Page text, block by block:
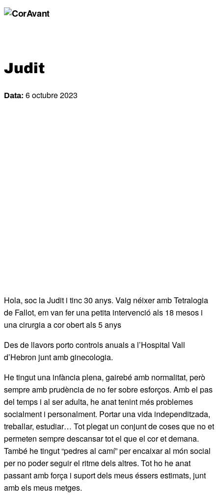
Judit
Data: 6 octubre 2023
Hola, soc la Judit i tinc 30 anys. Vaig néixer amb Tetralogia
de Fallot, em van fer una petita intervenció als 18 mesos i
una cirurgia a cor obert als 5 anys
Des de llavors porto controls anuals a l’Hospital Vall
d’Hebron junt amb ginecologia.
He tingut una infància plena, gairebé amb normalitat, però
sempre amb prudència de no fer sobre esforços. Amb el pas
del temps i al ser adulta, he anat tenint més problemes
socialment i personalment. Portar una vida independitzada,
treballar, estudiar… Tot plegat un conjunt de coses que no et
permeten sempre descansar tot el que el cor et demana.
També he tingut “pedres al camí” per encaixar al món social
per no poder seguir el ritme dels altres. Tot ho he anat
passant amb força i suport dels meus éssers estimats, junt
amb els meus metges.